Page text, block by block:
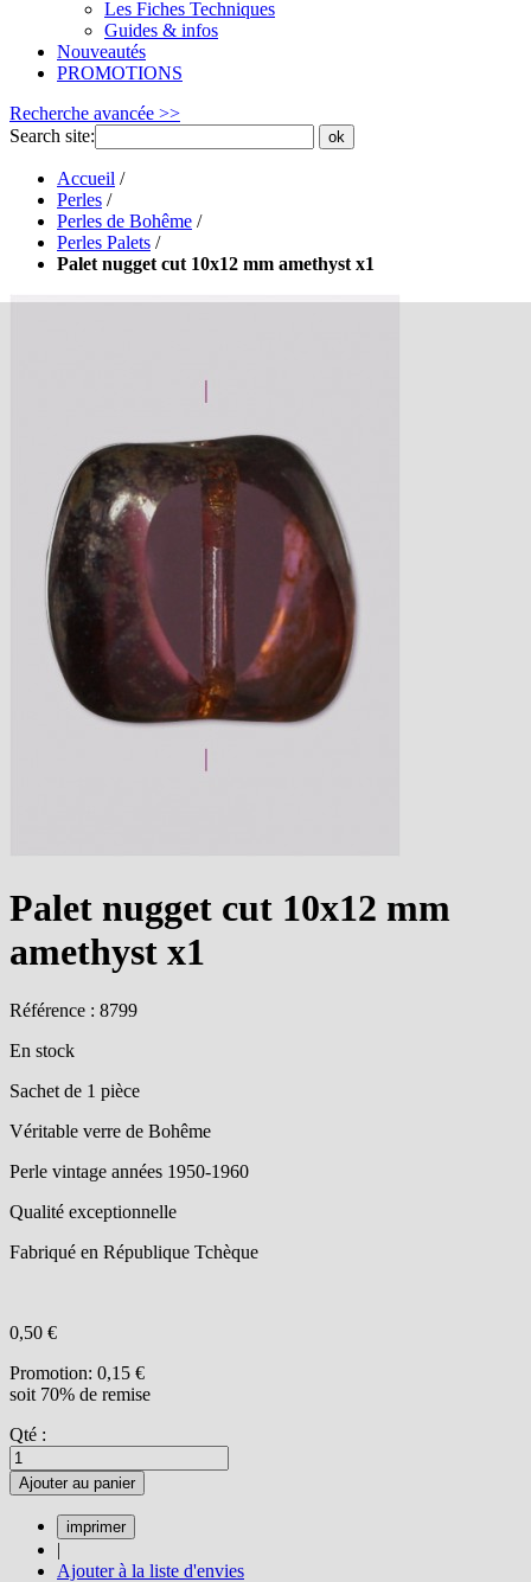
Les Fiches Techniques
Guides & infos
Nouveautés
PROMOTIONS
Recherche avancée >>
Search site:
ok
Accueil /
Perles /
Perles de Bohême /
Perles Palets /
Palet nugget cut 10x12 mm amethyst x1
Palet nugget cut 10x12 mm
amethyst x1
Référence : 8799
En stock
Sachet de 1 pièce
Véritable verre de Bohême
Perle vintage années 1950-1960
Qualité exceptionnelle
Fabriqué en République Tchèque
0,50 €
Promotion: 0,15 €
soit 70% de remise
Qté :
Ajouter au panier
|
Ajouter à la liste d'envies